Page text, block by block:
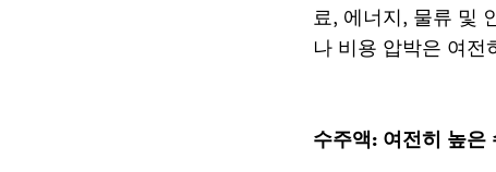
료, 에너지, 물류 및
나 비용 압박은 여전
수주액: 여전히 높은